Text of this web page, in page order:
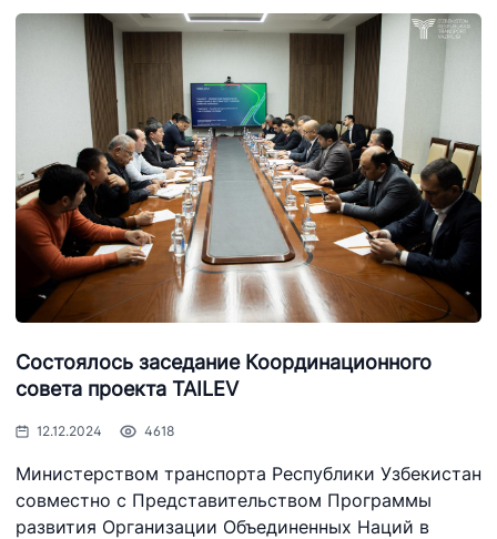
Состоялось заседание Координационного
совета проекта TAILEV
12.12.2024 4618
Министерством транспорта Республики Узбекистан
совместно с Представительством Программы
развития Организации Объединенных Наций в